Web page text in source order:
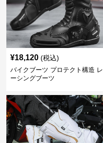
¥18,120 (税込)
バイクブーツ プロテクト構造 レ
ーシングブーツ